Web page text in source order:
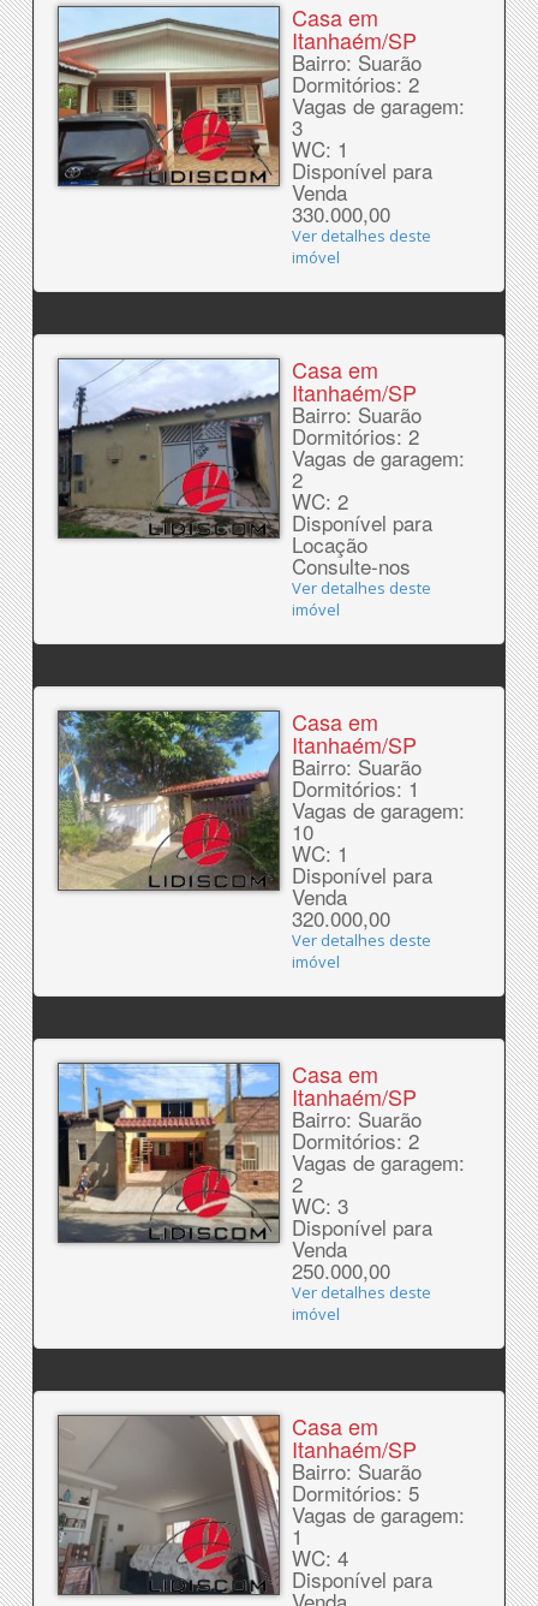
Casa em
Itanhaém/SP
Bairro: Suarão
Dormitórios: 2
Vagas de garagem:
3
WC: 1
Disponível para
Venda
330.000,00
Ver detalhes deste
imóvel
Casa em
Itanhaém/SP
Bairro: Suarão
Dormitórios: 2
Vagas de garagem:
2
WC: 2
Disponível para
Locação
Consulte-nos
Ver detalhes deste
imóvel
Casa em
Itanhaém/SP
Bairro: Suarão
Dormitórios: 1
Vagas de garagem:
10
WC: 1
Disponível para
Venda
320.000,00
Ver detalhes deste
imóvel
Casa em
Itanhaém/SP
Bairro: Suarão
Dormitórios: 2
Vagas de garagem:
2
WC: 3
Disponível para
Venda
250.000,00
Ver detalhes deste
imóvel
Casa em
Itanhaém/SP
Bairro: Suarão
Dormitórios: 5
Vagas de garagem:
1
WC: 4
Disponível para